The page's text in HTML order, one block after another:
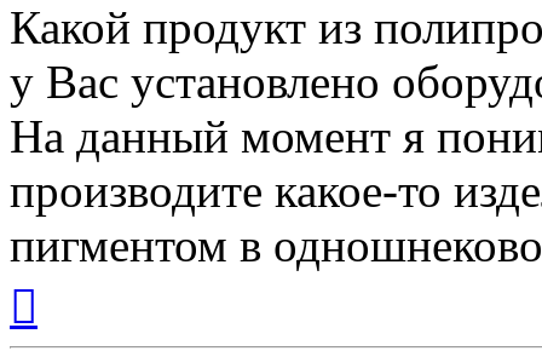
Какой продукт из
у Вас установлено
На данный момент я
производите какое-то
пигментом в
началу